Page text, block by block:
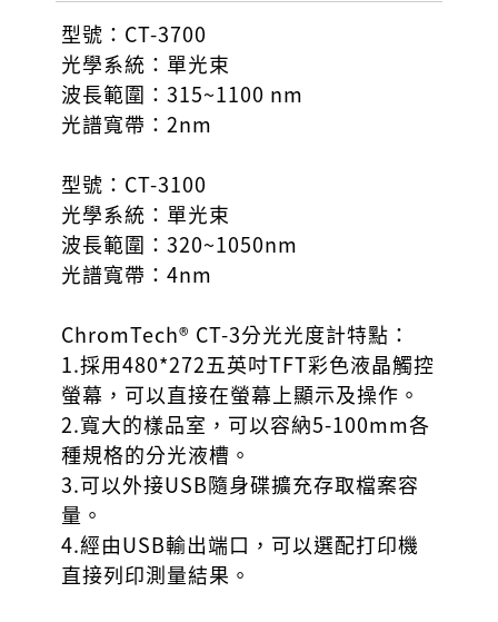
型號：CT-3700
光學系統：單光束
波長範圍：315~1100 nm
光譜寬帶：2nm
型號：CT-3100
光學系統：單光束
波長範圍：320~1050nm
光譜寬帶：4nm
ChromTech® CT-3分光光度計特點：
1.採用480*272五英吋TFT彩色液晶觸控
螢幕，可以直接在螢幕上顯示及操作。
2.寬大的樣品室，可以容納5-100mm各
種規格的分光液槽。
3.可以外接USB隨身碟擴充存取檔案容
量。
4.經由USB輸出端口，可以選配打印機
直接列印測量結果。